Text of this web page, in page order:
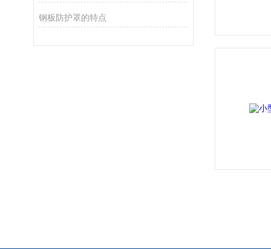
钢板防护罩的特点